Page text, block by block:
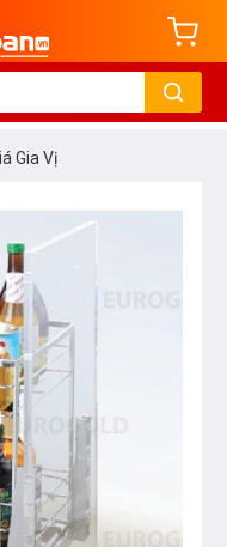
Gia Vị